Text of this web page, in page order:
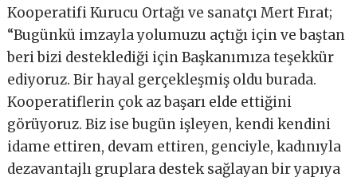
Kooperatifi Kurucu Ortağı ve sanatçı Mert Fırat;
“Bugünkü imzayla yolumuzu açtığı için ve baştan
beri bizi desteklediği için Başkanımıza teşekkür
ediyoruz. Bir hayal gerçekleşmiş oldu burada.
Kooperatiflerin çok az başarı elde ettiğini
görüyoruz. Biz ise bugün işleyen, kendi kendini
idame ettiren, devam ettiren, genciyle, kadınıyla
dezavantajlı gruplara destek sağlayan bir yapıya